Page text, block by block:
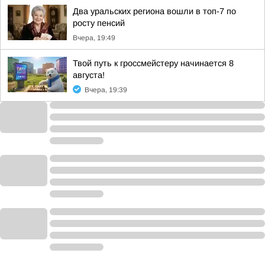
Два уральских региона вошли в топ-7 по
росту пенсий
Вчера, 19:49
Твой путь к гроссмейстеру начинается 8
августа!
Вчера, 19:39